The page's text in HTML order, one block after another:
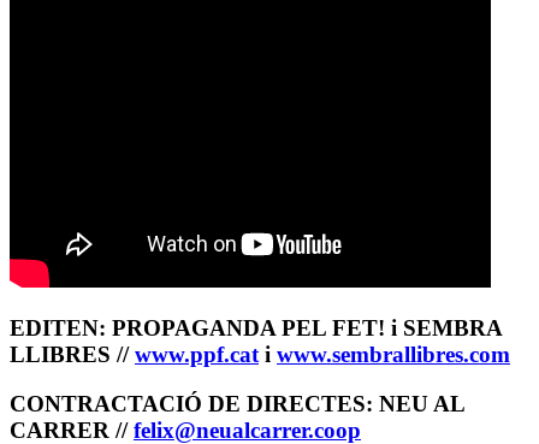
EDITEN: PROPAGANDA PEL FET! i SEMBRA
LLIBRES //www.ppf.cat i www.sembrallibres.com
CONTRACTACIÓ DE DIRECTES: NEU AL
CARRER //felix@neualcarrer.coop